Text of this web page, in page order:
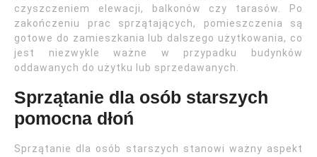
czyszczeniem elewacji, balkonów czy tarasów. Po
zakończeniu prac sprzątających, pomieszczenia są
gotowe do zamieszkania lub dalszego użytkowania, co
jest niezwykle ważne w przypadku budynków
oddawanych do użytku lub sprzedawanych.
Sprzątanie dla osób starszych
pomocna dłoń
Sprzątanie dla osób starszych stanowi ważny aspekt